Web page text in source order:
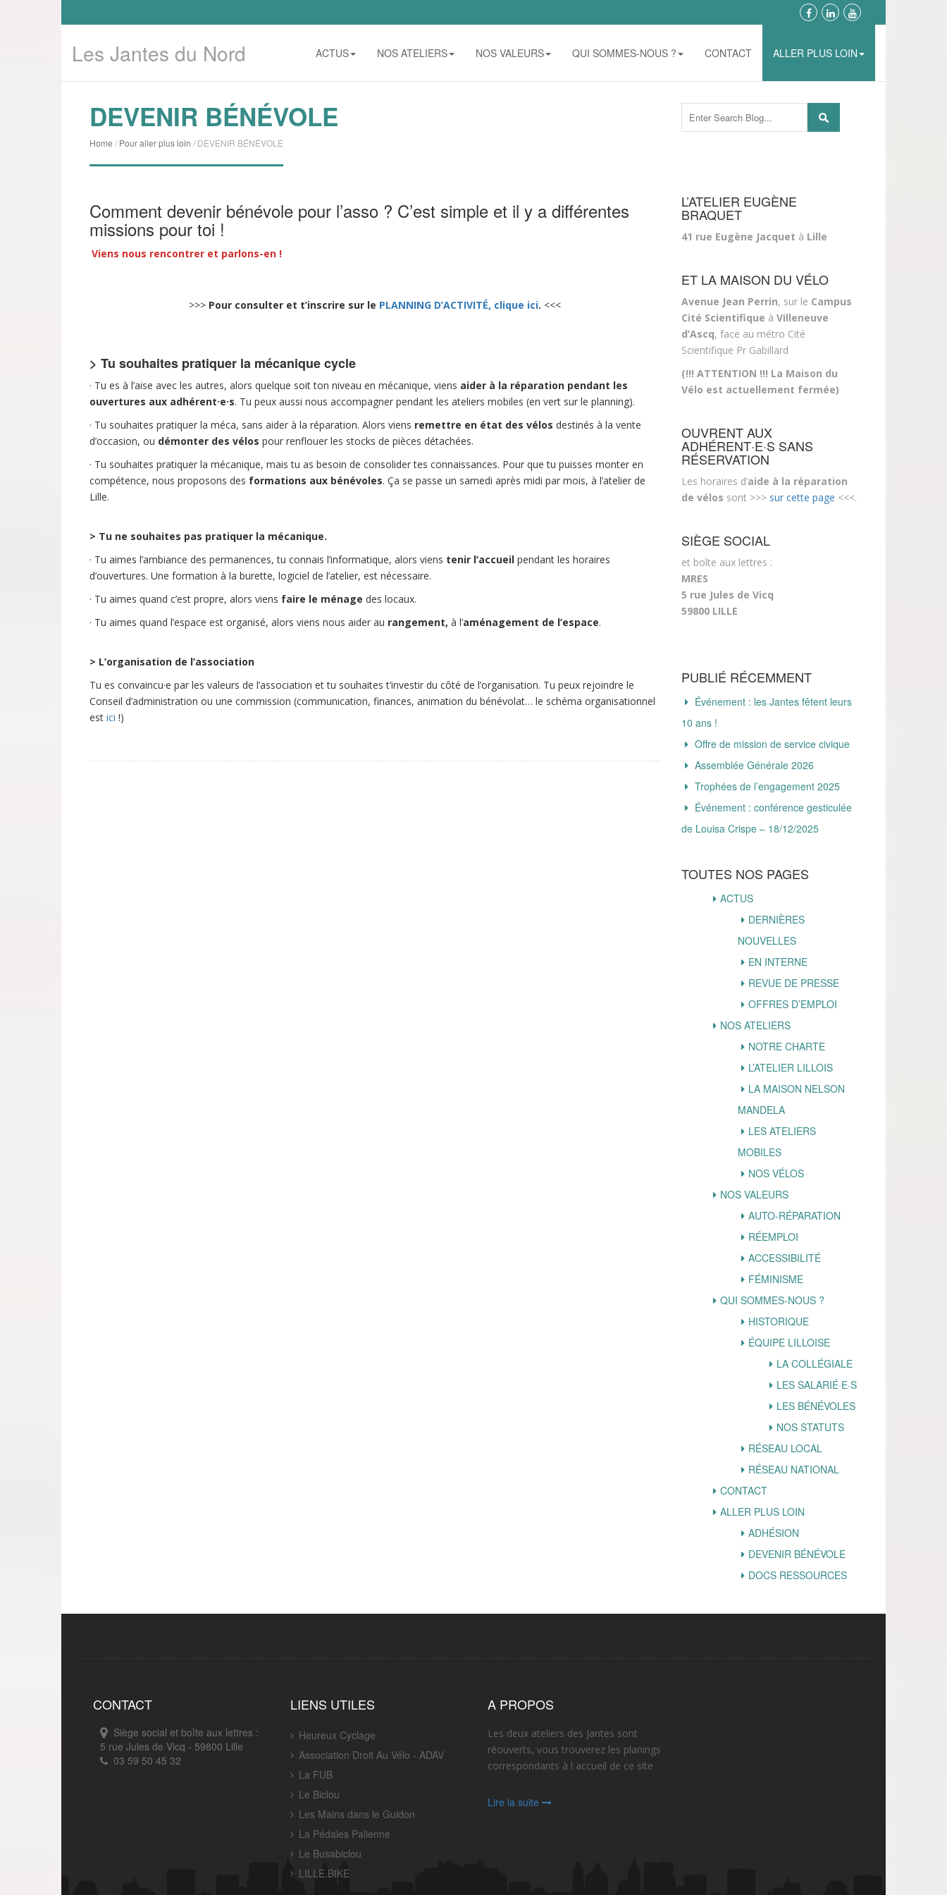
Les Jantes du Nord ACTUS NOS ATELIERS NOS VALEURS QUI SOMMES-NOUS ? CONTACT ALLER PLUS LOIN
DEVENIR BÉNÉVOLE
Home / Pour aller plus loin /DEVENIR BÉNÉVOLE
Comment devenir bénévole pour l’asso ? C’est simple et il y a différentes
missions pour toi !
Viens nous rencontrer et parlons-en !
>>> Pour consulter et t’inscrire sur le PLANNING D’ACTIVITÉ, clique ici. <<<
> Tu souhaites pratiquer la mécanique cycle
· Tu es à l’aise avec les autres, alors quelque soit ton niveau en mécanique, viens aider à la réparation pendant les
ouvertures aux adhérent·e·s. Tu peux aussi nous accompagner pendant les ateliers mobiles (en vert sur le planning).
· Tu souhaites pratiquer la méca, sans aider à la réparation. Alors viens remettre en état des vélos destinés à la vente
d’occasion, ou démonter des vélos pour renflouer les stocks de pièces détachées.
· Tu souhaites pratiquer la mécanique, mais tu as besoin de consolider tes connaissances. Pour que tu puisses monter en
compétence, nous proposons des formations aux bénévoles. Ça se passe un samedi après midi par mois, à l’atelier de
Lille.
> Tu ne souhaites pas pratiquer la mécanique.
· Tu aimes l’ambiance des permanences, tu connais l’informatique, alors viens tenir l’accueil pendant les horaires
d’ouvertures. Une formation à la burette, logiciel de l’atelier, est nécessaire.
· Tu aimes quand c’est propre, alors viens faire le ménage des locaux.
· Tu aimes quand l’espace est organisé, alors viens nous aider au rangement, à l’aménagement de l’espace.
> L’organisation de l’association
Tu es convaincu·e par les valeurs de l’association et tu souhaites t’investir du côté de l’organisation. Tu peux rejoindre le
Conseil d’administration ou une commission (communication, finances, animation du bénévolat… le schéma organisationnel
est ici !)
L’ATELIER EUGÈNE
BRAQUET
41 rue Eugène Jacquet à Lille
ET LA MAISON DU VÉLO
Avenue Jean Perrin, sur le Campus
Cité Scientifique à Villeneuve
d’Ascq, face au métro Cité
Scientifique Pr Gabillard
(!!! ATTENTION !!! La Maison du
Vélo est actuellement fermée)
OUVRENT AUX
ADHÉRENT·E·S SANS
RÉSERVATION
Les horaires d’aide à la réparation
de vélos sont >>> sur cette page <<<.
SIÈGE SOCIAL
et boîte aux lettres :
MRES
5 rue Jules de Vicq
59800 LILLE
PUBLIÉ RÉCEMMENT
Événement : les Jantes fêtent leurs
10 ans !
Offre de mission de service civique
Assemblée Générale 2026
Trophées de l’engagement 2025
Événement : conférence gesticulée
de Louisa Crispe – 18/12/2025
TOUTES NOS PAGES
ACTUS
DERNIÈRES
NOUVELLES
EN INTERNE
REVUE DE PRESSE
OFFRES D’EMPLOI
NOS ATELIERS
NOTRE CHARTE
L’ATELIER LILLOIS
LA MAISON NELSON
MANDELA
LES ATELIERS
MOBILES
NOS VÉLOS
NOS VALEURS
AUTO-RÉPARATION
RÉEMPLOI
ACCESSIBILITÉ
FÉMINISME
QUI SOMMES-NOUS ?
HISTORIQUE
ÉQUIPE LILLOISE
LA COLLÉGIALE
LES SALARIÉ·E·S
LES BÉNÉVOLES
NOS STATUTS
RÉSEAU LOCAL
RÉSEAU NATIONAL
CONTACT
ALLER PLUS LOIN
ADHÉSION
DEVENIR BÉNÉVOLE
DOCS RESSOURCES
CONTACT
Siège social et boîte aux lettres :
5 rue Jules de Vicq - 59800 Lille
03 59 50 45 32
LIENS UTILES
Heureux Cyclage
Association Droit Au Vélo - ADAV
La FUB
Le Biclou
Les Mains dans le Guidon
La Pédales Palienne
Le Busabiclou
LILLE.BIKE
A PROPOS
Les deux ateliers des Jantes sont
réouverts, vous trouverez les planings
correspondants à l accueil de ce site
Lire la suite